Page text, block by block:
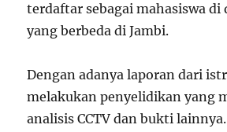
terdaftar sebagai mahasiswa di
yang berbeda di Jambi.
Dengan adanya laporan dari
melakukan penyelidikan yang
analisis CCTV dan bukti